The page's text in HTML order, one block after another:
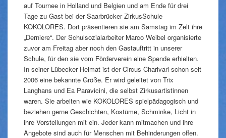
auf Tournee in Holland und Belgien und am Ende für drei
Tage zu Gast bei der Saarbrücker ZirkusSchule
KOKOLORES. Dort präsentieren sie am Samstag im Zelt ihre
„Derniere“. Der Schulsozialarbeiter Marco Weibel organisierte
zuvor am Freitag aber noch den Gastauftritt in unserer
Schule, für den sie vom Förderverein eine Spende erhielten.
In seiner Lübecker Heimat ist der Circus Charivari schon seit
2006 eine bekannte Größe. Er wird geleitet von Trix
Langhans und Ea Paravicini, die selbst Zirkusartistinnen
waren. Sie arbeiten wie KOKOLORES spielpädagogisch und
beziehen gerne Geschichten, Kostüme, Schminke, Licht in
ihre Vorstellungen mit ein. Jeder kann mitmachen und ihre
Angebote sind auch für Menschen mit Behinderungen offen.